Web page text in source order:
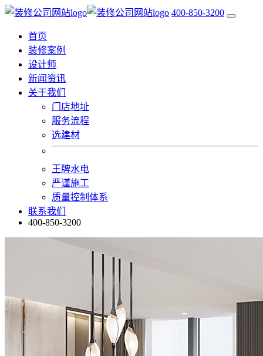
400-850-3200
首页
装修案例
设计师
新闻资讯
关于我们
门店地址
服务流程
选建材
王牌水电
严谨施工
质量控制体系
联系我们
400-850-3200